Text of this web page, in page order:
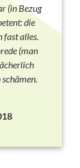
(in Bezug
die
fast alles.
(man